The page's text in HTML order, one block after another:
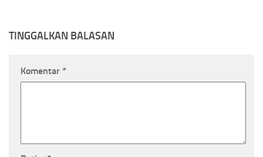
TINGGALKAN BALASAN
Komentar *